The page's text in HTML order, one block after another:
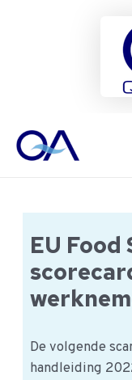
naar
EU
De volgende
handleiding